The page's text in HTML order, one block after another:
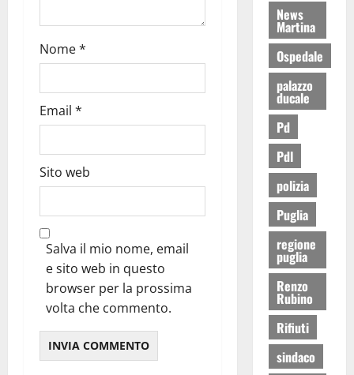
Nome*
Email *
Sito web
Salva il mio nome, email
e sito web in questo
browser per la prossima
volta che commento.
News
Martina
Ospedale
palazzo
ducale
Pd
Pdl
polizia
Puglia
regione
puglia
Renzo
Rubino
Rifiuti
sindaco